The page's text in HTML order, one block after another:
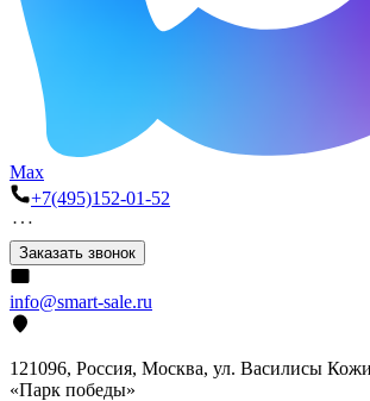
Max
+7(495)152-01-52
Заказать звонок
info@smart-sale.ru
121096, Россия, Москва, ул. Василисы
«Парк победы»